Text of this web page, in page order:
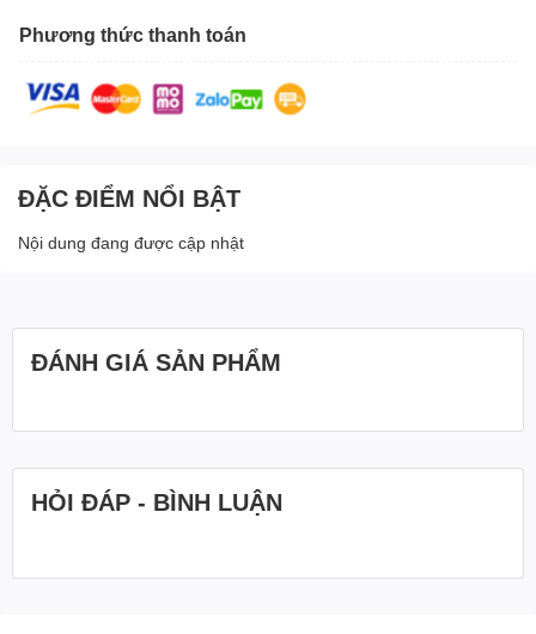
Phương thức thanh toán
ĐẶC ĐIỂM NỔI BẬT
Nội dung đang được cập nhật
ĐÁNH GIÁ SẢN PHẨM
HỎI ĐÁP - BÌNH LUẬN